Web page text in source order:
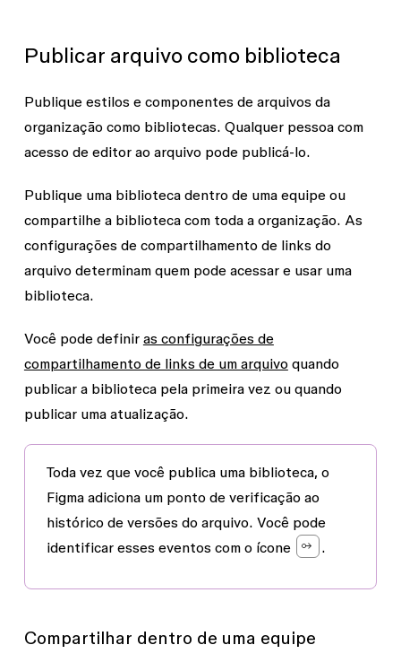
Publicar arquivo como biblioteca
Publique estilos e componentes de arquivos da
organização como bibliotecas. Qualquer pessoa com
acesso de editorao arquivo pode publicá-lo.
Publique uma biblioteca dentro de uma equipe ou
compartilhe a biblioteca com toda a organização. As
configurações de compartilhamento de links do
arquivo determinam quem pode acessar e usar uma
biblioteca.
Você pode definir as configurações de
compartilhamento de links de um arquivo quando
publicar a biblioteca pela primeira vez ou quando
publicar uma atualização.
Toda vez que você publica uma biblioteca, o
Figma adiciona um ponto de verificação ao
histórico de versões do arquivo. Você pode
identificar esses eventos com o ícone
.
Compartilhar dentro de uma equipe